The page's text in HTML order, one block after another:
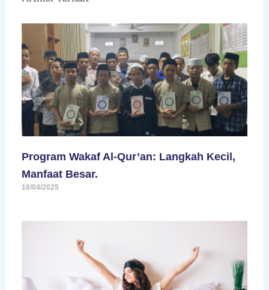
Program Wakaf Al-Qur’an: Langkah Kecil,
Manfaat Besar.
18/04/2025